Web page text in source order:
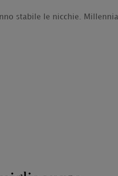
stabile le nicchie. Millennial